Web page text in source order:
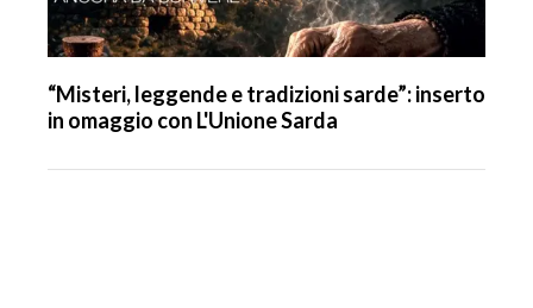
“Misteri, leggende e tradizioni sarde”: inserto
in omaggio con L'Unione Sarda